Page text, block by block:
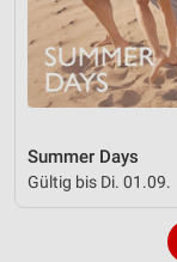
Summer Days
Gültig bis Di. 01.09.